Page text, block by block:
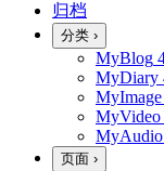
归档
分类 ›
MyBlog
MyDiary
MyImage
MyVideo
MyAudio
页面 ›